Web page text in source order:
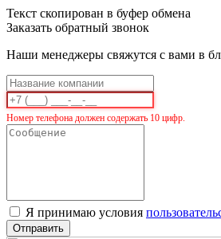
Текст скопирован в буфер обмена
Заказать обратный звонок
Наши менеджеры свяжутся с вами в
Номер телефона должен содержать 10 цифр.
Я принимаю условия
Отправить